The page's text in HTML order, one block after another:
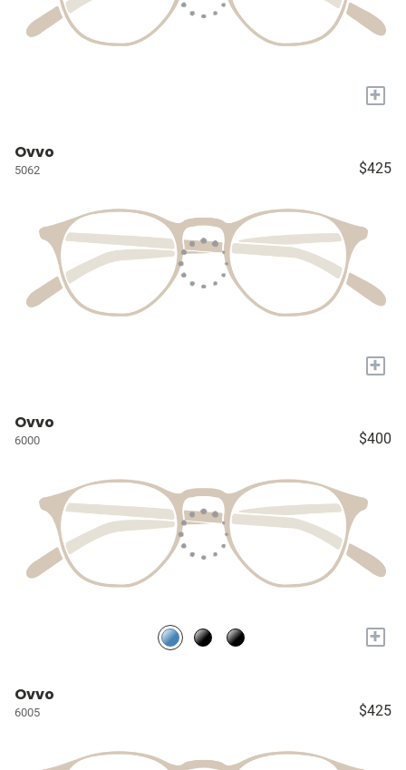
+
Ovvo
5062 $425
+
Ovvo
6000 $400
+
Ovvo
6005 $425